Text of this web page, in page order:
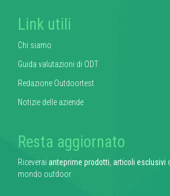
Link utili
Chi siamo
Guida valutazioni di ODT
Redazione Outdoortest
Notizie delle aziende
Resta aggiornato
Riceverai anteprime prodotti articoli esclusivi
mondo outdoor